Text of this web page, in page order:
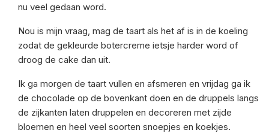
nu veel gedaan word.
Nou is mijn vraag, mag de taart als het af is in de koeling
zodat de gekleurde botercreme ietsje harder word of
droog de cake dan uit.
Ik ga morgen de taart vullen en afsmeren en vrijdag ga ik
de chocolade op de bovenkant doen en de druppels langs
de zijkanten laten druppelen en decoreren met zijde
bloemen en heel veel soorten snoepjes en koekjes.